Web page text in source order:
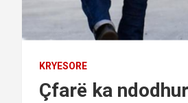
KRYESORE
Çfarë ka